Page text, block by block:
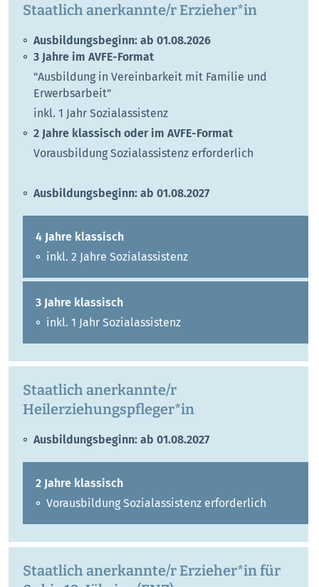
Staatlich anerkannte/r Erzieher*in
Ausbildungsbeginn: ab 01.08.2026
3 Jahre im AVFE-Format
"Ausbildung in Vereinbarkeit mit Familie und
Erwerbsarbeit"
inkl. 1 Jahr Sozialassistenz
2 Jahre klassisch oder im AVFE-Format
Vorausbildung Sozialassistenz erforderlich
Ausbildungsbeginn: ab 01.08.2027
4 Jahre klassisch
inkl. 2 Jahre Sozialassistenz
3 Jahre klassisch
inkl. 1 Jahr Sozialassistenz
Staatlich anerkannte/r
Heilerziehungspfleger*in
Ausbildungsbeginn: ab 01.08.2027
2 Jahre klassisch
Vorausbildung Sozialassistenz erforderlich
Staatlich anerkannte/r Erzieher*in für